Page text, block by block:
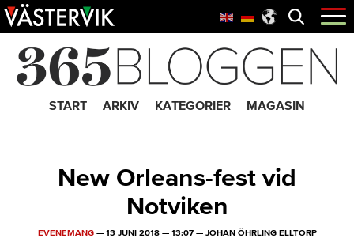
Hoppa
till
Skip
to
content
Hoppa
till
Öppna
menyn
365 Bloggen
START ARKIV KATEGORIER MAGASIN
New Orleans-fest vid
Notviken
EVENEMANG— 13 JUNI 2018— 13:07— JOHAN ÖHRLING ELLTORP